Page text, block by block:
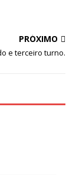
PRÓXIMO
e terceiro turno.